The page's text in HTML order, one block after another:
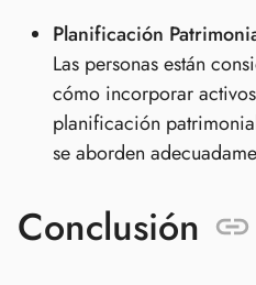
Planificación
Las personas están
cómo incorporar
planificación
se aborden
Conclusión